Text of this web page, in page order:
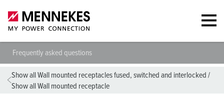
Frequently asked questions
Show all Wall mounted receptacles fused, switched and interlocked /
Show all Wall mounted receptacle